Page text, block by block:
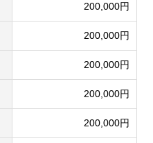
200,000円
200,000円
200,000円
200,000円
200,000円